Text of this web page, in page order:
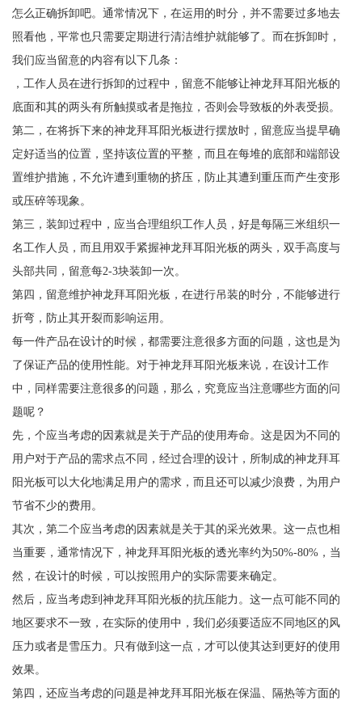
怎么正确拆卸吧。通常情况下，在运用的时分，并不需要过多地去
照看他，平常也只需要定期进行清洁维护就能够了。而在拆卸时，
我们应当留意的内容有以下几条：
，工作人员在进行拆卸的过程中，留意不能够让神龙拜耳阳光板的
底面和其的两头有所触摸或者是拖拉，否则会导致板的外表受损。
第二，在将拆下来的神龙拜耳阳光板进行摆放时，留意应当提早确
定好适当的位置，坚持该位置的平整，而且在每堆的底部和端部设
置维护措施，不允许遭到重物的挤压，防止其遭到重压而产生变形
或压碎等现象。
第三，装卸过程中，应当合理组织工作人员，好是每隔三米组织一
名工作人员，而且用双手紧握神龙拜耳阳光板的两头，双手高度与
头部共同，留意每2-3块装卸一次。
第四，留意维护神龙拜耳阳光板，在进行吊装的时分，不能够进行
折弯，防止其开裂而影响运用。
每一件产品在设计的时候，都需要注意很多方面的问题，这也是为
了保证产品的使用性能。对于神龙拜耳阳光板来说，在设计工作
中，同样需要注意很多的问题，那么，究竟应当注意哪些方面的问
题呢？
先，个应当考虑的因素就是关于产品的使用寿命。这是因为不同的
用户对于产品的需求点不同，经过合理的设计，所制成的神龙拜耳
阳光板可以大化地满足用户的需求，而且还可以减少浪费，为用户
节省不少的费用。
其次，第二个应当考虑的因素就是关于其的采光效果。这一点也相
当重要，通常情况下，神龙拜耳阳光板的透光率约为50%-80%，当
然，在设计的时候，可以按照用户的实际需要来确定。
然后，应当考虑到神龙拜耳阳光板的抗压能力。这一点可能不同的
地区要求不一致，在实际的使用中，我们必须要适应不同地区的风
压力或者是雪压力。只有做到这一点，才可以使其达到更好的使用
效果。
第四，还应当考虑的问题是神龙拜耳阳光板在保温、隔热等方面的